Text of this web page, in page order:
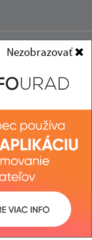
Nezobrazovať